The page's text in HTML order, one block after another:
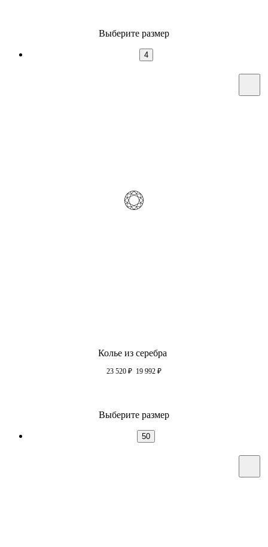
Выберите размер
4
Колье из серебра
23 520 ₽ 19 992 ₽
Выберите размер
50